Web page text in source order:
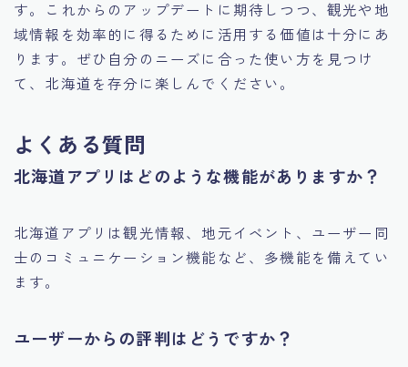
す。これからのアップデートに期待しつつ、観光や地
域情報を効率的に得るために活用する価値は十分にあ
ります。ぜひ自分のニーズに合った使い方を見つけ
て、北海道を存分に楽しんでください。
よくある質問
北海道アプリはどのような機能がありますか？
北海道アプリは観光情報、地元イベント、ユーザー同
士のコミュニケーション機能など、多機能を備えてい
ます。
ユーザーからの評判はどうですか？